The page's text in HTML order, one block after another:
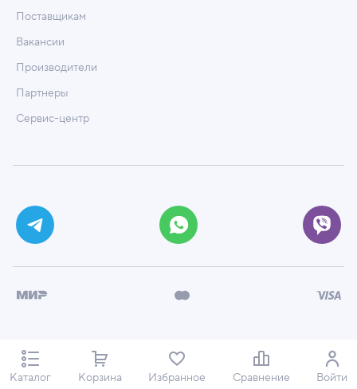
Каталог Корзина Избранное Сравнение Войти
Поставщикам
Вакансии
Производители
Партнеры
Сервис-центр
© ООО «Техмаркет», 2026
Политика обработки персональных данных